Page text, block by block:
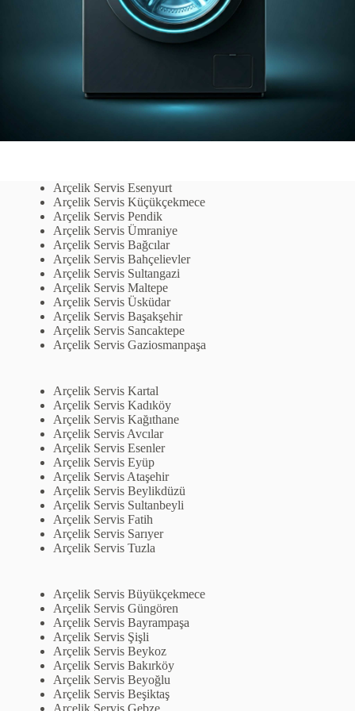
Arçelik Servis Esenyurt
Arçelik Servis Küçükçekmece
Arçelik Servis Pendik
Arçelik Servis Ümraniye
Arçelik Servis Bağcılar
Arçelik Servis Bahçelievler
Arçelik Servis Sultangazi
Arçelik Servis Maltepe
Arçelik Servis Üsküdar
Arçelik Servis Başakşehir
Arçelik Servis Sancaktepe
Arçelik Servis Gaziosmanpaşa
Arçelik Servis Kartal
Arçelik Servis Kadıköy
Arçelik Servis Kağıthane
Arçelik Servis Avcılar
Arçelik Servis Esenler
Arçelik Servis Eyüp
Arçelik Servis Ataşehir
Arçelik Servis Beylikdüzü
Arçelik Servis Sultanbeyli
Arçelik Servis Fatih
Arçelik Servis Sarıyer
Arçelik Servis Tuzla
Arçelik Servis Büyükçekmece
Arçelik Servis Güngören
Arçelik Servis Bayrampaşa
Arçelik Servis Şişli
Arçelik Servis Beykoz
Arçelik Servis Bakırköy
Arçelik Servis Beyoğlu
Arçelik Servis Beşiktaş
Arçelik Servis Gebze